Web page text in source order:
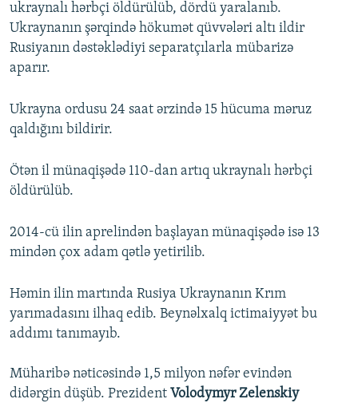
XƏBƏR BÜLLETENLƏRIMIZ
ukraynalı hərbçi öldürülüb, dördü yaralanıb.
Ukraynanın şərqində hökumət qüvvələri altı ildir
Rusiyanın dəstəklədiyi separatçılarla mübarizə
aparır.
Ukrayna ordusu 24 saat ərzində 15 hücuma məruz
qaldığını bildirir.
Ötən il münaqişədə 110-dan artıq ukraynalı hərbçi
öldürülüb.
2014-cü ilin aprelindən başlayan münaqişədə isə 13
mindən çox adam qətlə yetirilib.
Həmin ilin martında Rusiya Ukraynanın Krım
yarımadasını ilhaq edib. Beynəlxalq ictimaiyyət bu
addımı tanımayıb.
Müharibə nəticəsində 1,5 milyon nəfər evindən
didərgin düşüb. Prezident Volodymyr Zelenskiy